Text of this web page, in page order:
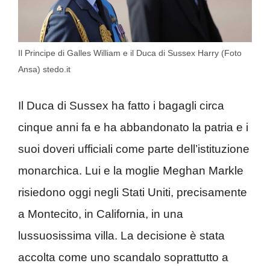
Il Principe di Galles William e il Duca di Sussex Harry (Foto
Ansa) stedo.it
Il Duca di Sussex ha fatto i bagagli circa
cinque anni fa e ha abbandonato la patria e i
suoi doveri ufficiali come parte dell’istituzione
monarchica. Lui e la moglie Meghan Markle
risiedono oggi negli Stati Uniti, precisamente
a Montecito, in California, in una
lussuosissima villa. La decisione è stata
accolta come uno scandalo soprattutto a